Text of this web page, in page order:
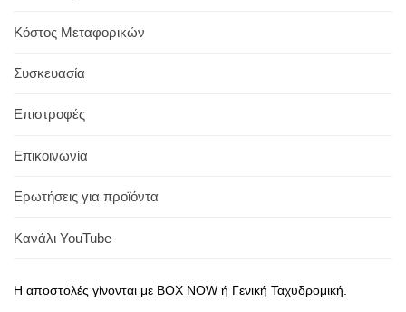
Κόστος Μεταφορικών
Συσκευασία
Επιστροφές
Επικοινωνία
Ερωτήσεις για προϊόντα
Κανάλι YouTube
Η αποστολές γίνονται με BOX NOW ή Γενική Ταχυδρομική.